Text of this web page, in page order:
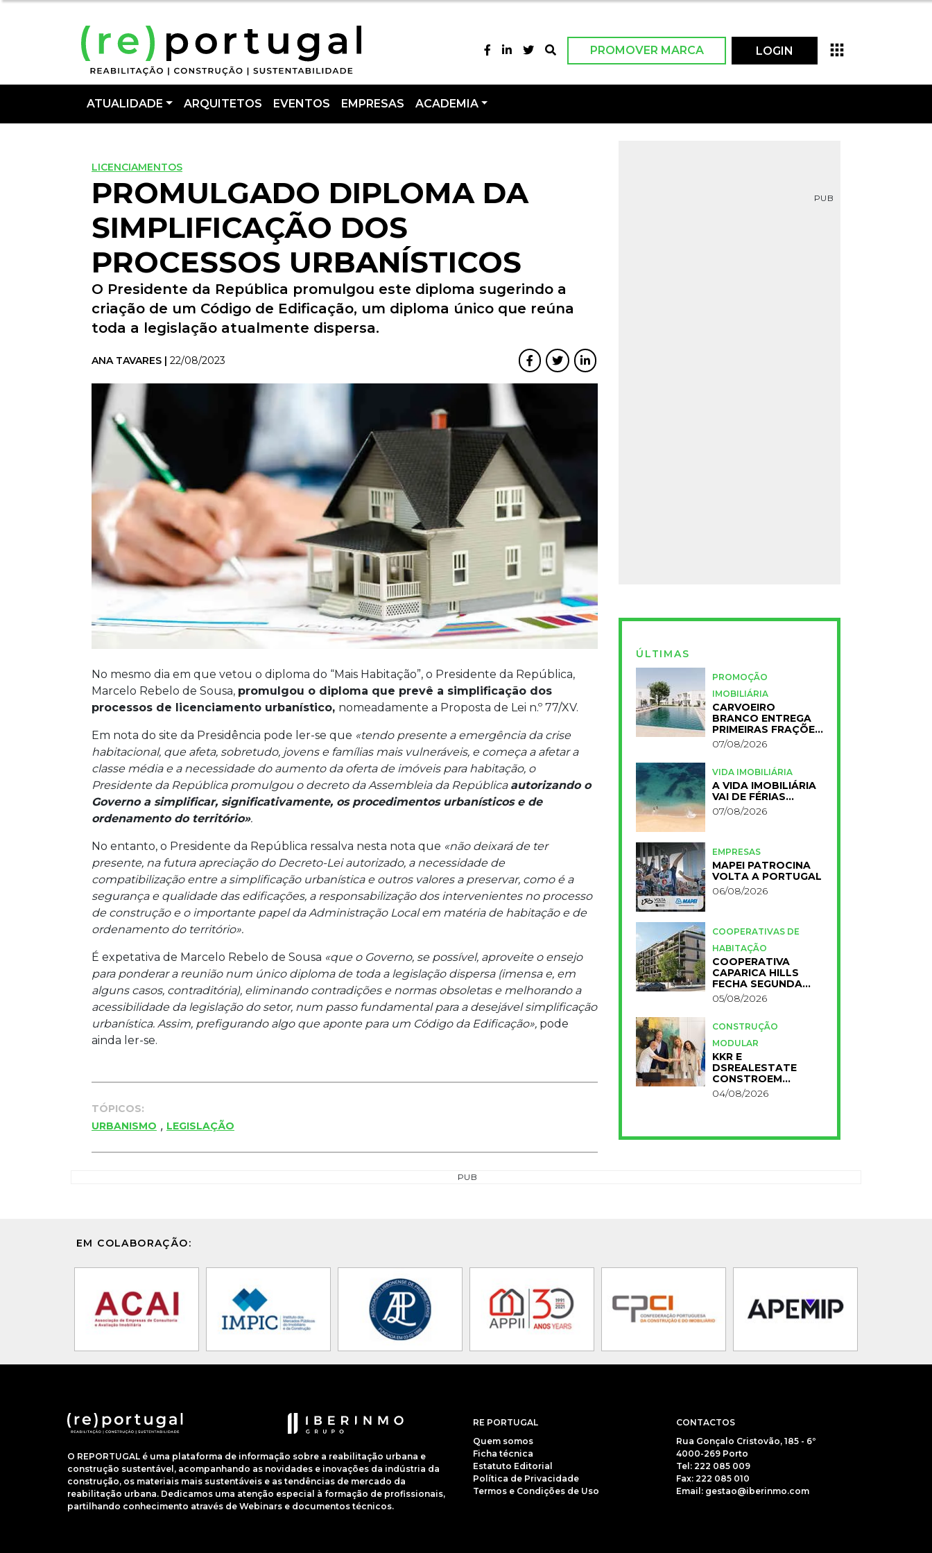
PROMOVER MARCA LOGIN
ATUALIDADE ARQUITETOS EVENTOS EMPRESAS ACADEMIA
LICENCIAMENTOS
PROMULGADO DIPLOMA DA
SIMPLIFICAÇÃO DOS
PROCESSOS URBANÍSTICOS
O Presidente da República promulgou este diploma sugerindo a
criação de um Código de Edificação, um diploma único que reúna
toda a legislação atualmente dispersa.
ANA TAVARES | 22/08/2023
No mesmo dia em que vetou o diploma do “Mais Habitação”, o Presidente da República,
Marcelo Rebelo de Sousa, promulgou o diploma que prevê a simplificação dos
processos de licenciamento urbanístico, nomeadamente a Proposta de Lei n.º 77/XV.
Em nota do site da Presidência pode ler-se que «tendo presente a emergência da crise
habitacional, que afeta, sobretudo, jovens e famílias mais vulneráveis, e começa a afetar a
classe média e a necessidade do aumento da oferta de imóveis para habitação, o
Presidente da República promulgou o decreto da Assembleia da República autorizando o
Governo a simplificar, significativamente, os procedimentos urbanísticos e de
ordenamento do território».
No entanto, o Presidente da República ressalva nesta nota que «não deixará de ter
presente, na futura apreciação do Decreto-Lei autorizado, a necessidade de
compatibilização entre a simplificação urbanística e outros valores a preservar, como é a
segurança e qualidade das edificações, a responsabilização dos intervenientes no processo
de construção e o importante papel da Administração Local em matéria de habitação e de
ordenamento do território».
É expetativa de Marcelo Rebelo de Sousa «que o Governo, se possível, aproveite o ensejo
para ponderar a reunião num único diploma de toda a legislação dispersa (imensa e, em
alguns casos, contraditória), eliminando contradições e normas obsoletas e melhorando a
acessibilidade da legislação do setor, num passo fundamental para a desejável simplificação
urbanística. Assim, prefigurando algo que aponte para um Código da Edificação», pode
ainda ler-se.
TÓPICOS:
URBANISMO , LEGISLAÇÃO
PUB
ÚLTIMAS
PROMOÇÃO
IMOBILIÁRIA
CARVOEIRO
BRANCO ENTREGA
PRIMEIRAS FRAÇÕES
DO NOVO RESORT
PRIMELIFE
07/08/2026
VIDA IMOBILIÁRIA
A VIDA IMOBILIÁRIA
VAI DE FÉRIAS…
07/08/2026
EMPRESAS
MAPEI PATROCINA
VOLTA A PORTUGAL
06/08/2026
COOPERATIVAS DE
HABITAÇÃO
COOPERATIVA
CAPARICA HILLS
FECHA SEGUNDA
FASE DO PROJETO
05/08/2026
CONSTRUÇÃO
MODULAR
KKR E
DSREALESTATE
CONSTROEM
RESIDÊNCIA
UNIVERSITÁRIA
04/08/2026
PUB
EM COLABORAÇÃO:
O REPORTUGAL é uma plataforma de informação sobre a reabilitação urbana e
construção sustentável, acompanhando as novidades e inovações da indústria da
construção, os materiais mais sustentáveis e as tendências de mercado da
reabilitação urbana. Dedicamos uma atenção especial à formação de profissionais,
partilhando conhecimento através de Webinars e documentos técnicos.
RE PORTUGAL
Quem somos
Ficha técnica
Estatuto Editorial
Política de Privacidade
Termos e Condições de Uso
CONTACTOS
Rua Gonçalo Cristovão, 185 - 6º
4000-269 Porto
Tel: 222 085 009
Fax: 222 085 010
Email: gestao@iberinmo.com